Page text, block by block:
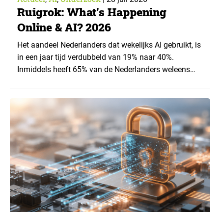
Ruigrok: What’s Happening
Online & AI? 2026
Het aandeel Nederlanders dat wekelijks AI gebruikt, is
in een jaar tijd verdubbeld van 19% naar 40%.
Inmiddels heeft 65% van de Nederlanders weleens
van What’s Happening Online & AI? 2026, het
jaarlijkse trendrapport van Ruigrok onderzoek &
advies over…